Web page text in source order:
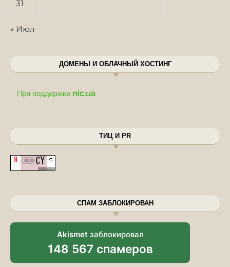
31
« Июл
ДОМЕНЫ И ОБЛАЧНЫЙ ХОСТИНГ
ТИЦ И PR
СПАМ ЗАБЛОКИРОВАН
Akismet заблокировал
148 567 спамеров